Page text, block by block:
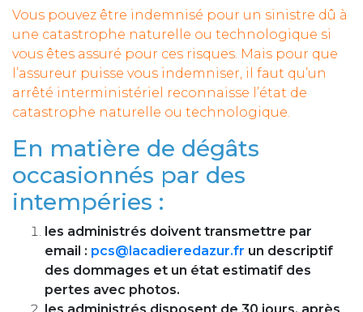
Vous pouvez être indemnisé pour un sinistre dû à
une catastrophe naturelle ou technologique si
vous êtes assuré pour ces risques. Mais pour que
l’assureur puisse vous indemniser, il faut qu’un
arrêté interministériel reconnaisse l’état de
catastrophe naturelle ou technologique.
En matière de dégâts
occasionnés par des
intempéries :
les administrés doivent transmettre par
email : pcs@lacadieredazur.fr un descriptif
des dommages et un état estimatif des
pertes avec photos.